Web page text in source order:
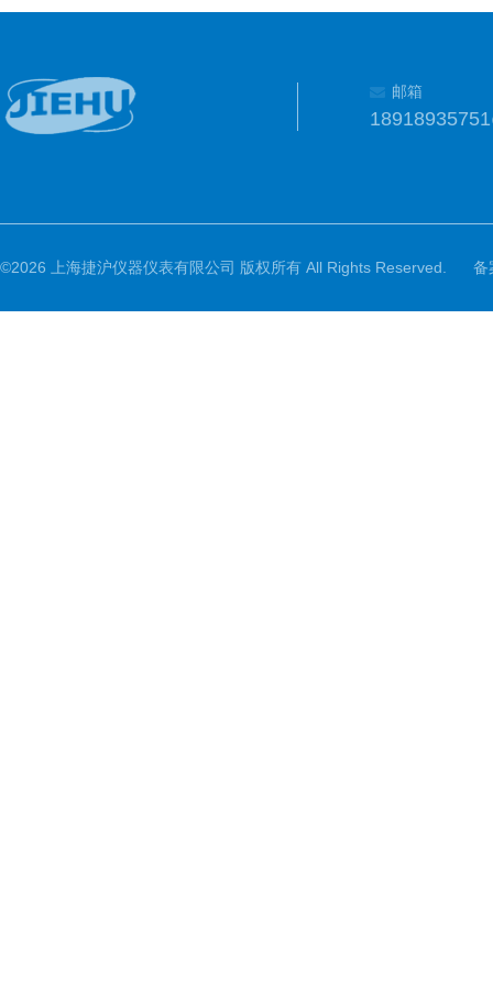
邮箱
©2026 上海捷沪仪器仪表有限公司 版权所有 All Rights Reserved. 备